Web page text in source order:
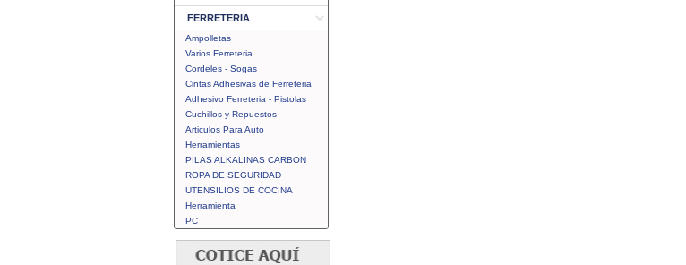
FERRETERIA
Ampolletas
Varios Ferreteria
Cordeles - Sogas
Cintas Adhesivas de Ferreteria
Adhesivo Ferreteria - Pistolas
Cuchillos y Repuestos
Articulos Para Auto
Herramientas
PILAS ALKALINAS CARBON
ROPA DE SEGURIDAD
UTENSILIOS DE COCINA
Herramienta
PC